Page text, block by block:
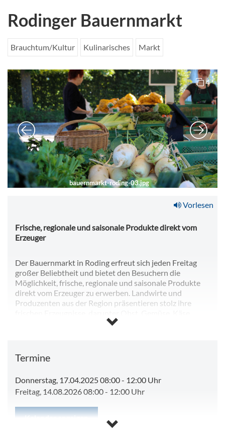
Rodinger Bauernmarkt
Brauchtum/Kultur Kulinarisches Markt
bauernmarkt-roding-03.jpg
4
Vorlesen
Frische, regionale und saisonale Produkte direkt vom
Erzeuger
Der Bauernmarkt in Roding erfreut sich jeden Freitag
großer Beliebtheit und bietet den Besuchern die
Möglichkeit, frische, regionale und saisonale Produkte
direkt vom Erzeuger zu erwerben. Landwirte und
Produzenten aus der Region präsentieren stolz ihre
Fleisch und vieles mehr. Der Markt findet auf dem
Bei Feiertagen, die auf einen Freitag fallen, findet der
Bauernmarkt bereits am Donnerstag statt.
Ist der Festplatz am Esper gesperrt oder anderweitig
belegt findet der Bauernmarkt am Paradeplatz statt.
Termine
Donnerstag, 17.04.2025 08:00- 12:00 Uhr
Freitag, 14.08.2026 08:00- 12:00 Uhr
Kalender anzeigen